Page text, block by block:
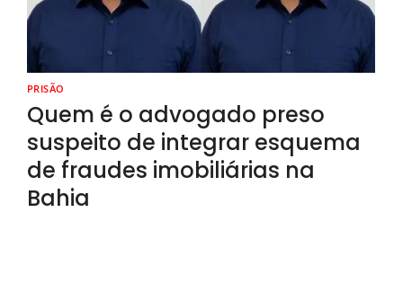
PRISÃO
Quem é o advogado preso
suspeito de integrar esquema
de fraudes imobiliárias na
Bahia